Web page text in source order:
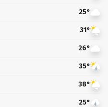
25°
31°
26°
35°
38°
25°